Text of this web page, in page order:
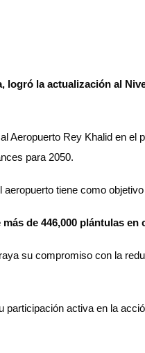
logró la actualización al
Aeropuerto Rey Khalid en
para 2050.
tiene como
de 446,000 plántulas
su compromiso con la
activa en la